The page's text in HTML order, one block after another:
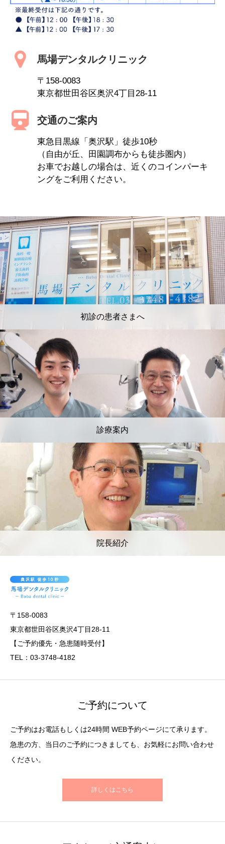
馬場デンタルクリニック
〒158-0083
東京都世田谷区奥沢4丁目28-11
交通のご案内
東急目黒線「奥沢駅」徒歩10秒
（自由が丘、田園調布からも徒歩圏内）
お車でお越しの場合は、近くのコインパーキ
ングをご利用ください。
初診の患者さまへ
診療案内
院長紹介
〒158-0083
東京都世田谷区奥沢4丁目28-11
【ご予約優先・急患随時受付】
TEL：03-3748-4182
ご予約について
ご予約はお電話もしくは24時間 WEB予約ページにて承ります。
急患の方、当日のご予約につきましても、お気軽にお問い合わせ
ください。
詳しくはこちら